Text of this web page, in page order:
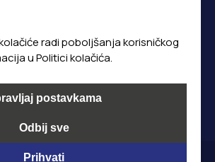
radi poboljšanja korisničkog
u Politici kolačića.
postavkama
Odbij sve
Prihvati
i odgovori